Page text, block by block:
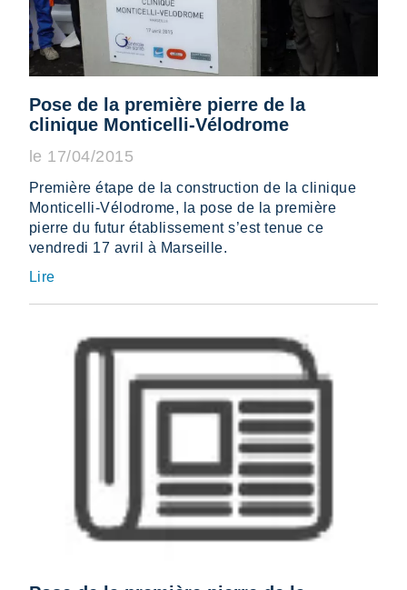
Pose de la première pierre de la
clinique Monticelli-Vélodrome
le 17/04/2015
Première étape de la construction de la clinique
Monticelli-Vélodrome, la pose de la première
pierre du futur établissement s’est tenue ce
vendredi 17 avril à Marseille.
Lire